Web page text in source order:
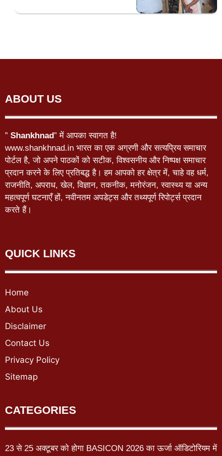
ABOUT US
” Shankhnad” में आपका स्वागत है!
www.shankhnad.in भारत का एक अग्रणी और सत्यप्रिय समाचार
पोर्टल है, जो अपने पाठकों को सटीक, विश्वसनीय और निष्पक्ष समाचार
प्रदान करने के लिए प्रतिबद्ध है। हम आपको हर क्षेत्र में, चाहे वह धर्म,
राजनीति, अपराध, खेल, विज्ञान, तकनीक, मनोरंजन, स्वास्थ्य या अन्य
महत्वपूर्ण घटनाएँ हों, नवीनतम अपडेट्स और तथ्यपूर्ण रिपोर्ट्स प्रदान
करते हैं।
QUICK LINKS
Home
About Us
Disclaimer
Contact Us
Privacy Policy
Sitemap
CATEGORIES
23 से 25 अक्टूबर को होगा BASICON 2026 का ऊर्जा ऑडिटोरियम में